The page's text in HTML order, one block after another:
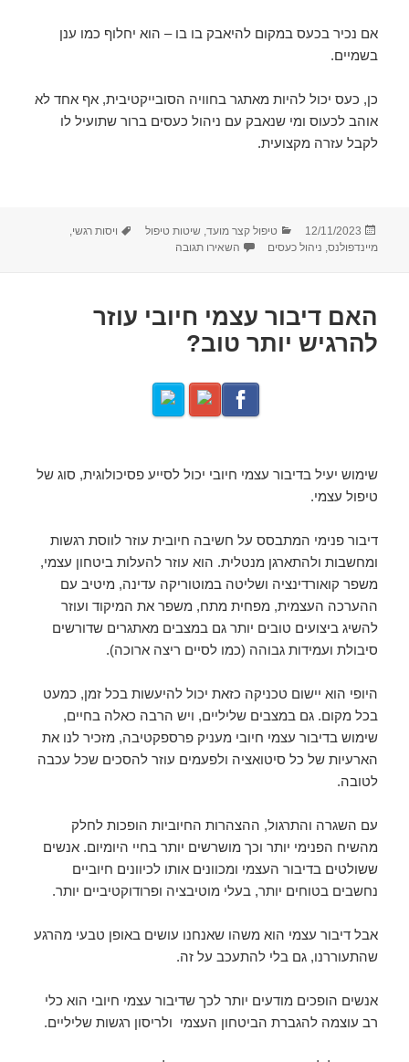
אם נכיר בכעס במקום להיאבק בו בו – הוא יחלוף כמו ענן
בשמיים.
כן, כעס יכול להיות מאתגר בחוויה הסובייקטיבית, אף אחד לא
אוהב לכעוס ומי שנאבק עם ניהול כעסים ברור שתועיל לו
לקבל עזרה מקצועית.
פורסם
בתאריך
12/11/2023 קטגוריות
טיפול קצר מועד,שיטות טיפול תגיות
ויסות רגשי,
מיינדפולנס, ניהול כעסים השאירו תגובה
האם דיבור עצמי חיובי עוזר
להרגיש יותר טוב?
שימוש יעיל בדיבור עצמי חיובי יכול לסייע פסיכולוגית, סוג של
טיפול עצמי.
דיבור פנימי המתבסס על חשיבה חיובית עוזר לווסת רגשות
ומחשבות ולהתארגן מנטלית. הוא עוזר להעלות ביטחון עצמי,
משפר קואורדינציה ושליטה במוטוריקה עדינה, מיטיב עם
ההערכה העצמית, מפחית מתח, משפר את המיקוד ועוזר
להשיג ביצועים טובים יותר גם במצבים מאתגרים שדורשים
סיבולת ועמידות גבוהה (כמו לסיים ריצה ארוכה).
היופי הוא יישום טכניקה כזאת יכול להיעשות בכל זמן, כמעט
בכל מקום.גם במצבים שליליים, ויש הרבה כאלה בחיים,
שימוש בדיבור עצמי חיובי מעניק פרספקטיבה, מזכיר לנו את
הארעיות של כל סיטואציה ולפעמים עוזר להסכים שכל עכבה
לטובה.
עם השגרה והתרגול, ההצהרות החיוביות הופכות לחלק
מהשיח הפנימי יותר וכך מושרשים יותר בחיי היומיום. אנשים
ששולטים בדיבור העצמי ומכוונים אותו לכיוונים חיוביים
נחשבים בטוחים יותר, בעלי מוטיבציה ופרודוקטיביים יותר.
אבל דיבור עצמי הוא משהו שאנחנו עושים באופן טבעי מהרגע
שהתעוררנו, גם בלי להתעכב על זה.
אנשים הופכים מודעים יותר לכך שדיבור עצמי חיובי הוא כלי
רב עוצמה להגברת הביטחון העצמי ולריסון רגשות שליליים.